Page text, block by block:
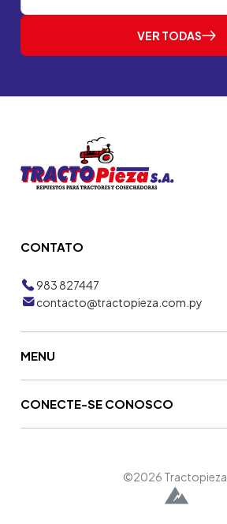
VER TODAS
CONTATO
983 827447
contacto@tractopieza.com.py
MENU
CONECTE-SE CONOSCO
©2026 Tractopieza.